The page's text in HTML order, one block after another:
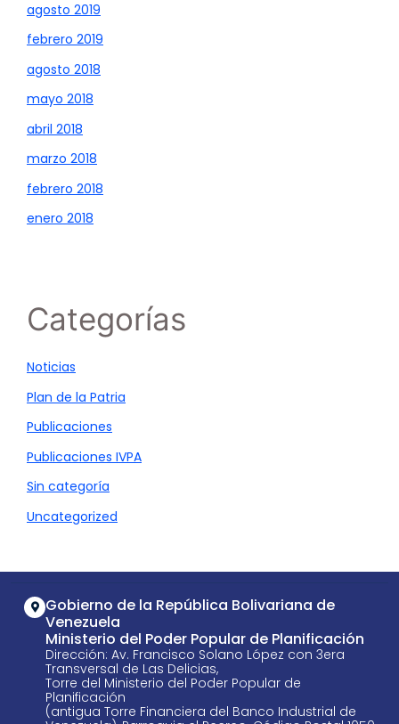
agosto 2019
febrero 2019
agosto 2018
mayo 2018
abril 2018
marzo 2018
febrero 2018
enero 2018
Categorías
Noticias
Plan de la Patria
Publicaciones
Publicaciones IVPA
Sin categoría
Uncategorized
Gobierno de la República Bolivariana de
Venezuela
Ministerio del Poder Popular de Planificación
Dirección: Av. Francisco Solano López con 3era
Transversal de Las Delicias,
Torre del Ministerio del Poder Popular de
Planificación
(antigua Torre Financiera del Banco Industrial de